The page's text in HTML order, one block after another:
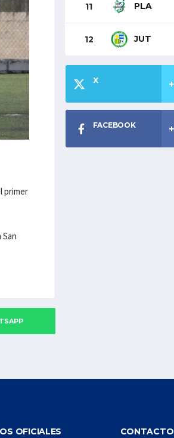
primer
11 PLA
12 JUT
X
FACEBOOK
OFICIALES CONTACTO